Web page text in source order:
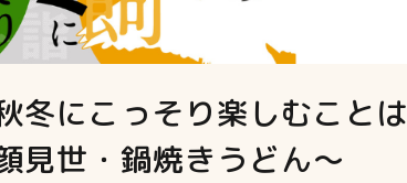
冬にこっそり楽しむことは
見世・鍋焼きうどん～